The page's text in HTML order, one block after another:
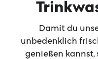
Damit du
unbedenklich
genießen